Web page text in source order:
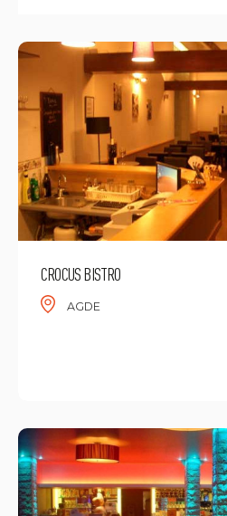
CROCUS BISTRO
AGDE